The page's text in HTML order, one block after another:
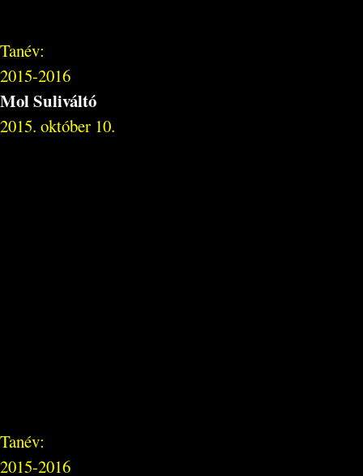
Tanév:
2015-2016
Mol Suliváltó
2015. október 10.
Tanév:
2015-2016